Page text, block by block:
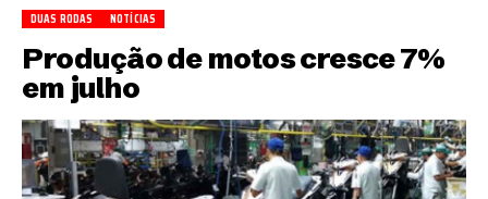
DUAS RODAS NOTÍCIAS
Produção de motos cresce 7%
em julho